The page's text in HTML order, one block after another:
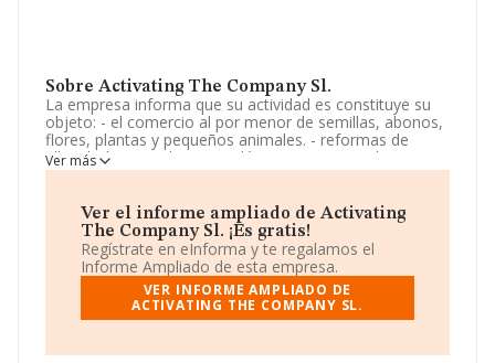
Sobre Activating The Company Sl.
La empresa informa que su actividad es constituye su
objeto: - el comercio al por menor de semillas, abonos,
flores, plantas y pequeños animales. - reformas de
albañilería e instalaciones eléctricas en general. -
instalaciones de frío y calor. - intermediación
deportivas. quedan excl. La sociedad está inscrita en el
Registro Mercantil como Sociedad Limitada. Su
actividad CNAE es 'Comercio al por menor de flores,
plantas, semillas, fertilizantes, animales de compañía y
alimentos para los mismos en establecimientos
especializados' con código 4776. La empresa no tiene
actividad en mercados exteriores.
La empresa españolaActivating The Company S.L,
Ver más
Ver el informe ampliado de Activating
The Company Sl. ¡Es gratis!
Regístrate en eInforma y te regalamos el
Informe Ampliado de esta empresa.
VER INFORME AMPLIADO DE
ACTIVATING THE COMPANY SL.